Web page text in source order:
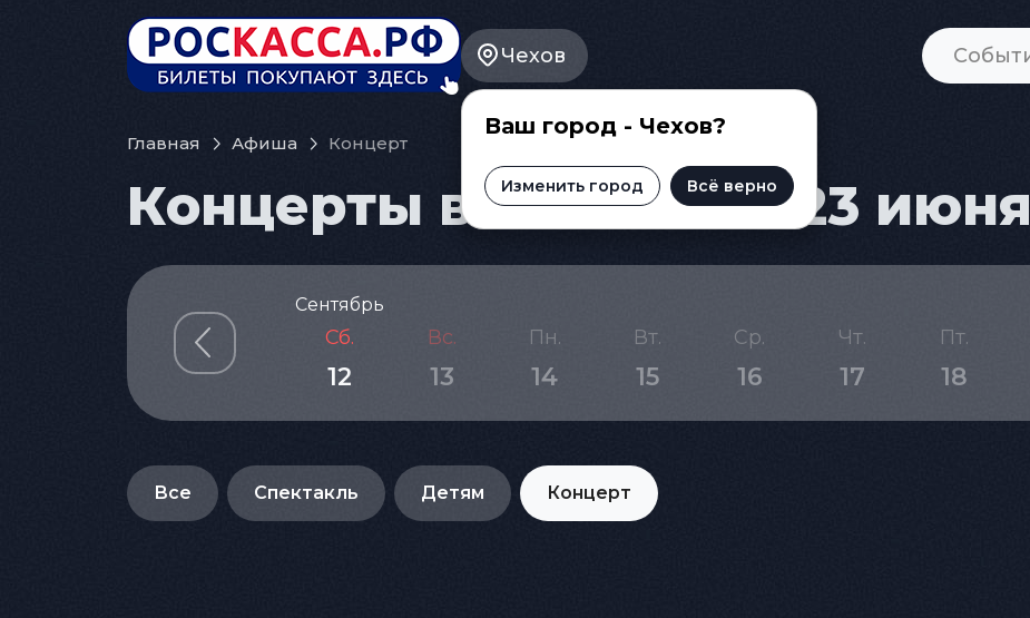
Чехов
Ваш город - Чехов?
Изменить город Всё верно
Главная Афиша Концерт
Концерты в Чехове на 23 июня
Сентябрь
Сб.
12
Вс.
13
Пн.
14
Вт.
15
Ср.
16
Чт.
17
Пт.
18
Все Спектакль Детям Концерт